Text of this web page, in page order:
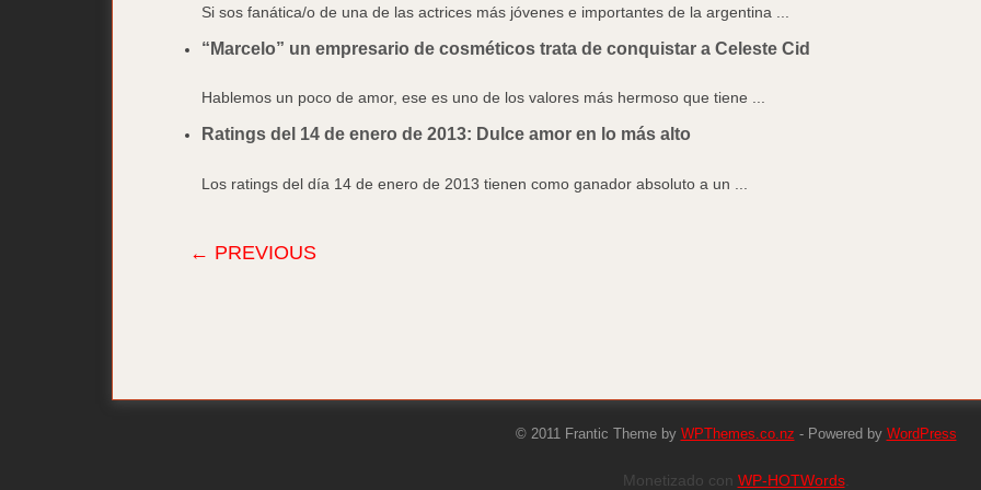
Si sos fanática/o de una de las actrices más jóvenes e importantes de la argentina ...
“Marcelo” un empresario de cosméticos trata de conquistar a Celeste Cid
Hablemos un poco de amor, ese es uno de los valores más hermoso que tiene ...
Ratings del 14 de enero de 2013: Dulce amor en lo más alto
Los ratings del día 14 de enero de 2013 tienen como ganador absoluto a un ...
← PREVIOUS
© 2011 Frantic Theme by WPThemes.co.nz - Powered by WordPress
Monetizado con WP-HOTWords.